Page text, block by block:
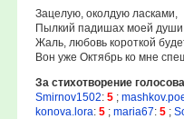
Зацелую, околдую ласками,
Пылкий падишах моей
Жаль, любовь короткой
Вон уже Октябрь ко мне
За стихотворение
Smirnov1502: 5 ;
konova.lora: 5 ; maria67: 5 ;